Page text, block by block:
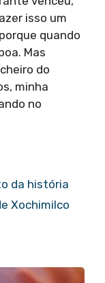
isso um
quando
Mas
do
minha
no
da história
Xochimilco